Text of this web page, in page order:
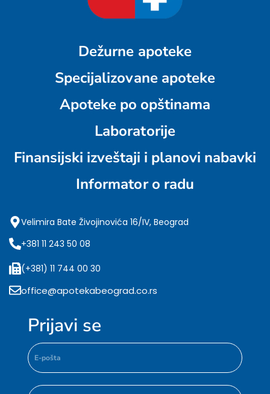
Dežurne apoteke
Specijalizovane apoteke
Apoteke po opštinama
Laboratorije
Finansijski izveštaji i planovi nabavki
Informator o radu
Velimira Bate Živojinovića 16/IV, Beograd
+381 11 243 50 08
(+381) 11 744 00 30
office@apotekabeograd.co.rs
Prijavi se